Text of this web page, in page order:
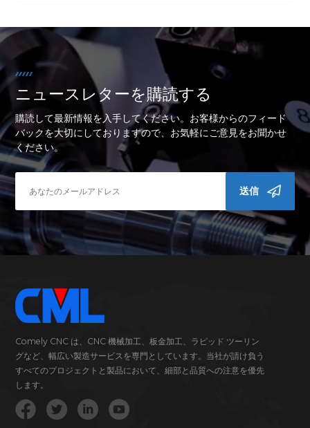
ニュースレターを購読する
購読して最新情報を入手してください。お客様からのフィード
バックを大切にしておりますので、お気軽にご意見をお聞かせ
ください。
送信
Comely CNC は、CNC 機械加工、板金加工、ラピッド ツーリン
グなど、幅広い製造サービスを専門としています。当社が請け負う
すべてのプロジェクトと製品において、細部と品質への注意を優先
します。